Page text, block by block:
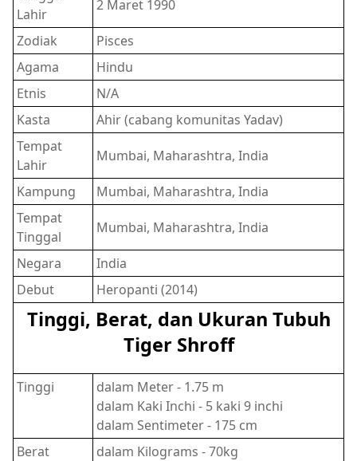
Lahir
2 Maret 1990
Zodiak
Pisces
Agama
Hindu
Etnis
N/A
Kasta
Ahir (cabang komunitas Yadav)
Tempat
Lahir
Mumbai, Maharashtra, India
Kampung
Mumbai, Maharashtra, India
Tempat
Tinggal
Mumbai, Maharashtra, India
Negara
India
Debut
Heropanti (2014)
Tinggi, Berat, dan Ukuran Tubuh
Tiger Shroff
Tinggi
dalam Meter - 1.75 m
dalam Kaki Inchi - 5 kaki 9 inchi
dalam Sentimeter - 175 cm
Berat
dalam Kilograms - 70kg